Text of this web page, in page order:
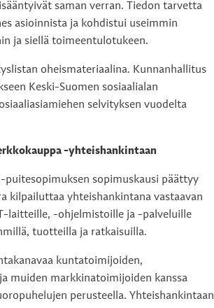
saman verran. Tiedon tarvetta
asioinnista ja kohdistui useimmin
ja siellä toimeentulotukeen.
oheismateriaalina. Kunnanhallitus
Keski-Suomen sosiaalialan
selvityksen vuodelta
-yhteishankintaan
-puitesopimuksen sopimuskausi päättyy
kilpailuttaa yhteishankintana vastaavan
laitteille, -ohjelmistoille ja -palveluille
tuotteilla ja ratkaisuilla.
kuntatoimijoiden,
muiden markkinatoimijoiden kanssa
perusteella. Yhteishankintaan